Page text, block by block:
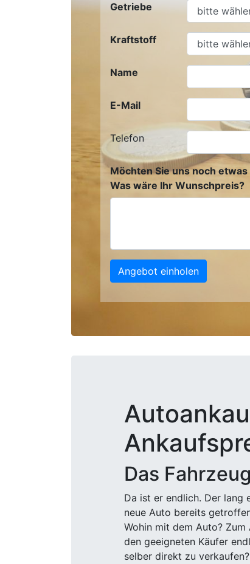
Getriebe
Kraftstoff
Name
E-Mail
Telefon
Möchten Sie uns noch
Was wäre Ihr Wunschpreis?
Angebot einholen
Das
Da ist er endlich. Der lang
neue Auto bereits
Wohin mit dem Auto?
den geeigneten Käufer
selber direkt zu